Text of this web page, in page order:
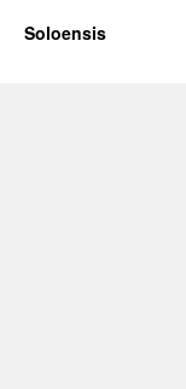
Soloensis